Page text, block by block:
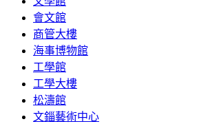
會文館
商管大樓
海事博物館
工學館
工學大樓
松濤館
文錙藝術中心